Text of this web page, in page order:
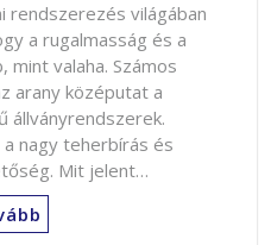
rendszerezés világában
a rugalmasság és a
valaha. Számos
arany középutat a
állványrendszerek.
nagy teherbírás és
Mit jelent…